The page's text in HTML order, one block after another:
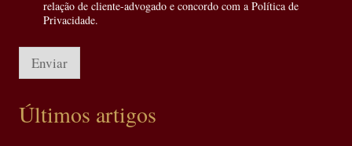
relação de cliente-advogado e concordo com a Política de
Privacidade.
Enviar
Últimos artigos